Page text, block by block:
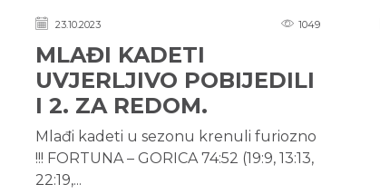
23.10.2023 1049
MLAĐI KADETI
UVJERLJIVO POBIJEDILI
I 2. ZA REDOM.
Mlađi kadeti u sezonu krenuli furiozno
!!! FORTUNA – GORICA 74:52 (19:9, 13:13,
22:19,...